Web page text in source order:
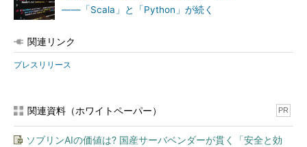
――「Scala」と「Python」が続く
関連リンク
プレスリリース
関連資料（ホワイトペーパー） PR
ソブリンAIの価値は? 国産サーバベンダーが貫く「安全と効